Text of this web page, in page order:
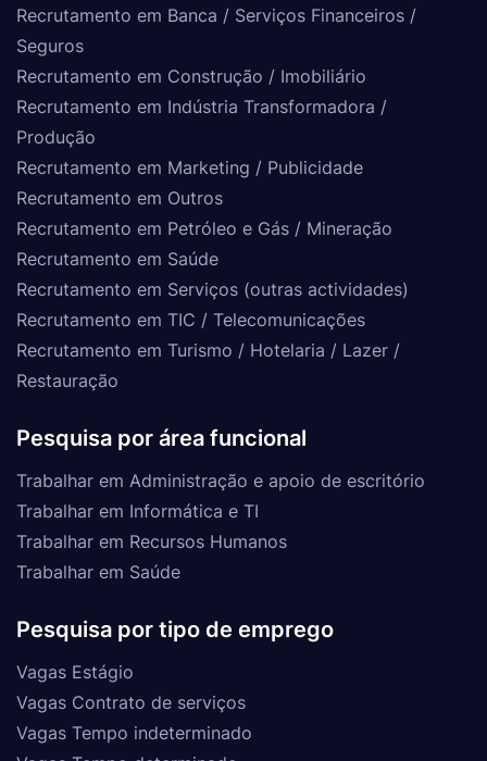
Recrutamento em Banca / Serviços Financeiros /
Seguros
Recrutamento em Construção / Imobiliário
Recrutamento em Indústria Transformadora /
Produção
Recrutamento em Marketing / Publicidade
Recrutamento em Outros
Recrutamento em Petróleo e Gás / Mineração
Recrutamento em Saúde
Recrutamento em Serviços (outras actividades)
Recrutamento em TIC / Telecomunicações
Recrutamento em Turismo / Hotelaria / Lazer /
Restauração
Pesquisa por área funcional
Trabalhar em Administração e apoio de escritório
Trabalhar em Informática e TI
Trabalhar em Recursos Humanos
Trabalhar em Saúde
Pesquisa por tipo de emprego
Vagas Estágio
Vagas Contrato de serviços
Vagas Tempo indeterminado